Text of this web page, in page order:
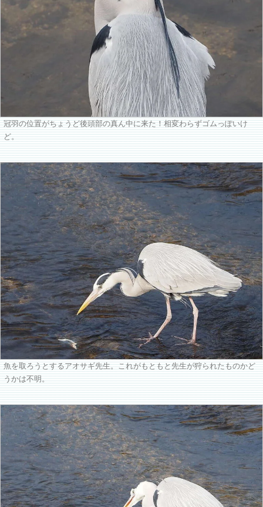
冠羽の位置がちょうど後頭部の真ん中に来た！相変わらずゴムっぽいけ
ど。
魚を取ろうとするアオサギ先生。これがもともと先生が狩られたものかど
うかは不明。